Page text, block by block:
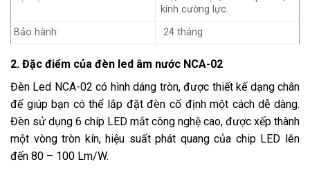
kính cường lực.
Bảo hành:
24 tháng
2. Đặc điểm của đèn led âm nước NCA-02
Đèn Led NCA-02 có hình dáng tròn, được thiết kế dạng chân
đế giúp bạn có thể lắp đặt đèn cố định một cách dễ dàng.
Đèn sử dụng 6 chíp LED mắt công nghệ cao, được xếp thành
một vòng tròn kín, hiệu suất phát quang của chip LED lên
đến 80 – 100 Lm/W.